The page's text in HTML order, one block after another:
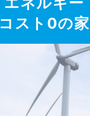
コスト0の家